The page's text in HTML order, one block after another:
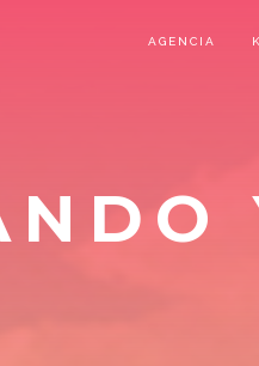
AGENCIA